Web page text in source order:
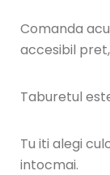
Comanda
accesibil
Taburetul
Tu iti alegi
intocmai.